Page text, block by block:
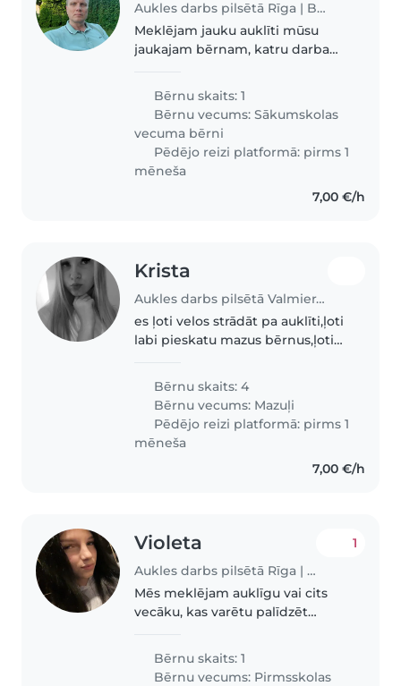
Aukles darbs pilsētā Rīga | Babysits
Meklējam jauku auklīti mūsu
jaukajam bērnam, katru darba
Bērnu skaits: 1
Bērnu vecums:Sākumskolas
vecuma bērni
Pēdējo reizi platformā: pirms 1
mēneša
7,00 €/h
Krista
Aukles darbs pilsētā Valmiera | Babysits
es ļoti velos strādāt pa auklīti,ļoti
labi pieskatu mazus bērnus,ļoti
skatos esmu vērīga! un esmu
jauka milu bērnus!😊🩷
Bērnu skaits: 4
Bērnu vecums: Mazuļi
Pēdējo reizi platformā: pirms 1
mēneša
7,00 €/h
Violeta
Aukles darbs pilsētā Rīga | Babysits
1
Mēs meklējam auklīgu vai cits
vecāku, kas varētu palīdzēt
veco meitu. Viņa ir enerģisks,
sirsnīgs un draudzīgs.
Bērnu skaits: 1
Bērnu vecums: Pirmsskolas